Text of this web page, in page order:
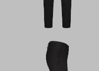
Menger
Mode